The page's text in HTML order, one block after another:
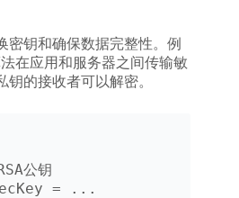
密钥和确保数据完整性。例
在应用和服务器之间传输敏
的接收者可以解密。
公钥
= ...